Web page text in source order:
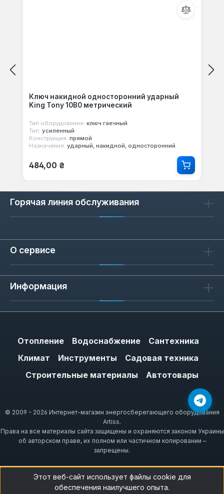
Ключ накидной односторонний ударный
King Tony 10B0 метрический
Тип оборудования: ключ гаечный
Тип: усиленный
Конструкция: прямой
Назначение: ударный, накидной, односторонний
Обычная цена:
484,00 ₴
Горячая линия обслуживания
О сервисе
Информация
Отопление Водоснабжение
Сантехника
Климат
Инструменты
Садовая техника
Строительные материалы
Автотовары
© 2009 - 2026 Интернет-магазин энергосберегающего оборудования
Artiss.
Права на все материалы сайта защищены и охраняются законом Украины
об авторском праве, их полном или частичном копировании –
запрещены.
Этот веб-сайт использует файлы cookie для
обеспечения наилучшего опыта.